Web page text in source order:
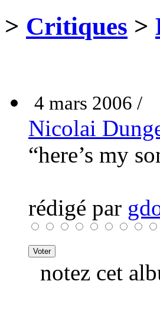
> Critiques >
4 mars 2006 /
Nicolai
“here’s my
rédigé par
notez cet